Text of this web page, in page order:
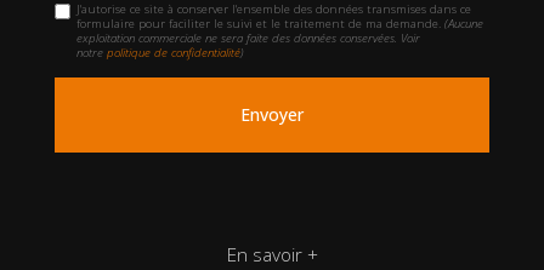
J'autorise ce site à conserver l'ensemble des données transmises dans ce
formulaire pour faciliter le suivi et le traitement de ma demande.(Aucune
exploitation commerciale ne sera faite des données conservées. Voir
notrepolitique de confidentialité)
En savoir +